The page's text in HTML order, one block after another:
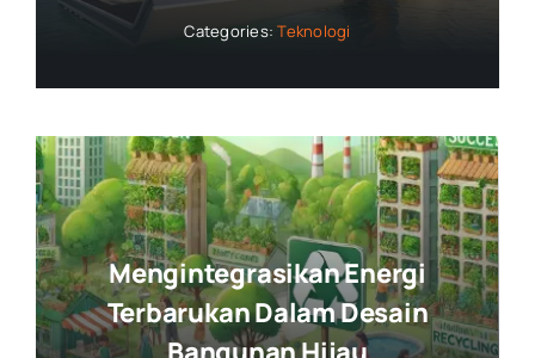
Categories:Teknologi
Mengintegrasikan Energi
Terbarukan Dalam Desain